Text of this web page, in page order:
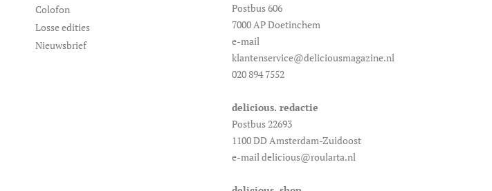
Colofon
Losse edities
Nieuwsbrief
Postbus 606
7000 AP Doetinchem
e-mail
klantenservice@deliciousmagazine.nl
020 894 7552
delicious. redactie
Postbus 22693
1100 DD Amsterdam-Zuidoost
e-mail delicious@roularta.nl